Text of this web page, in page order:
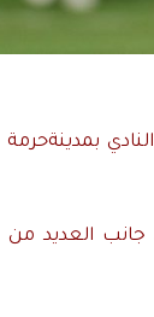
النادي بمدينةحرمة
جانب العديد من